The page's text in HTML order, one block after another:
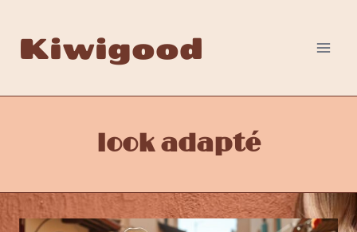
contenu
Kiwigood
look adapté